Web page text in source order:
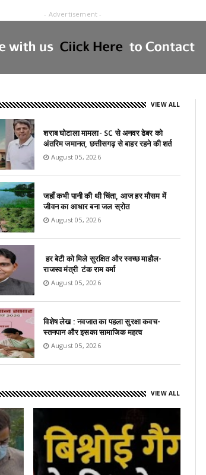
- Advertisement -
VIEW ALL
शराब घोटाला मामला- SC से अनवर ढेबर को
अंतरिम जमानत, छत्तीसगढ़ से बाहर रहने की शर्त
August 05, 2026
जहाँ कभी पानी की थी चिंता, आज हर मौसम में
जीवन का आधार बना जल स्रोत
August 05, 2026
हर बेटी को मिले सुरक्षित और स्वच्छ माहौल-
राजस्व मंत्री टंक राम वर्मा
August 05, 2026
विशेष लेख : नवजात का पहला सुरक्षा कवच-
स्तनपान और इसका सामाजिक महत्व
August 05, 2026
VIEW ALL